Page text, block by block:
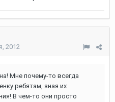
2012
Мне почему-то всегда
ребятам, зная их
В чем-то они просто